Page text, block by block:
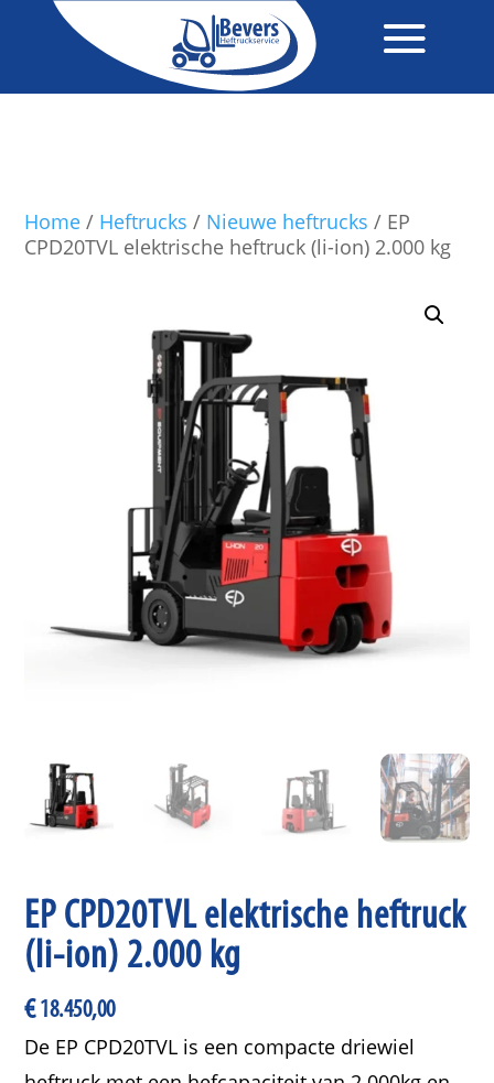
Home / Heftrucks / Nieuwe heftrucks / EP
CPD20TVL elektrische heftruck (li-ion) 2.000 kg
EP CPD20TVL elektrische heftruck
(li-ion) 2.000 kg
€18.450,00
De EP CPD20TVL is een compacte driewiel